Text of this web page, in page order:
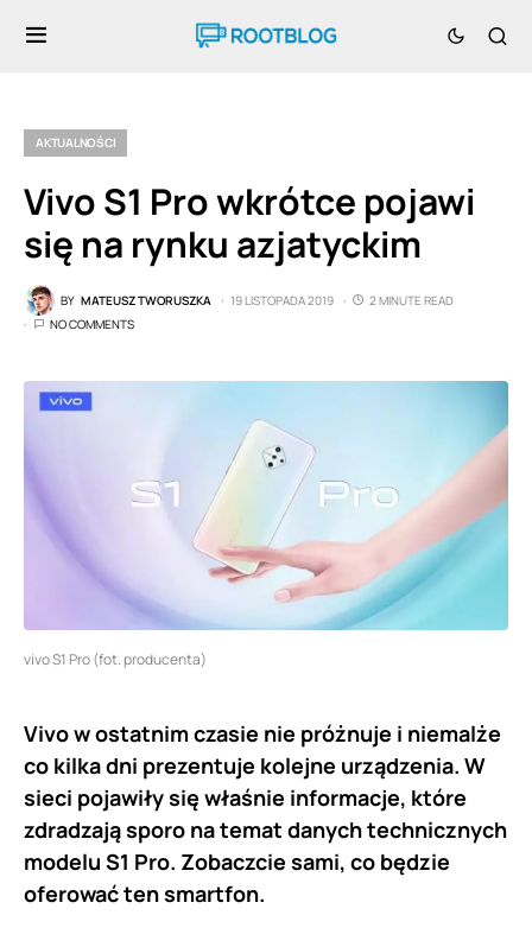
AKTUALNOŚCI
Vivo S1 Pro wkrótce pojawi
się na rynku azjatyckim
BY MATEUSZ TWORUSZKA 19 LISTOPADA 2019
2 MINUTE READ
NO COMMENTS
vivo S1 Pro (fot. producenta)
Vivo w ostatnim czasie nie próżnuje i niemalże
co kilka dni prezentuje kolejne urządzenia. W
sieci pojawiły się właśnie informacje, które
zdradzają sporo na temat danych technicznych
modelu S1 Pro. Zobaczcie sami, co będzie
oferować ten smartfon.